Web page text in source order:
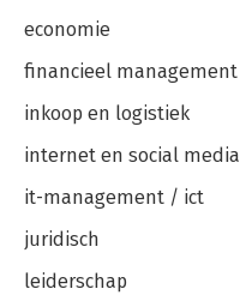
economie
financieel management
inkoop en logistiek
internet en social media
it-management / ict
juridisch
leiderschap